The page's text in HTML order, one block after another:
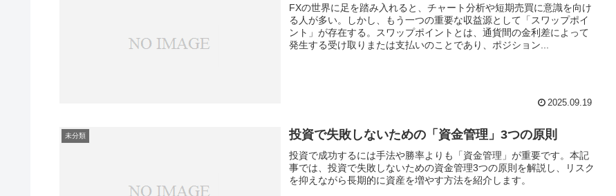
FXの世界に足を踏み入れると、チャート分析や短期売買に意識を向け
る人が多い。しかし、もう一つの重要な収益源として「スワップポイ
ント」が存在する。スワップポイントとは、通貨間の金利差によって
発生する受け取りまたは支払いのことであり、ポジション...
2025.09.19
未分類 投資で失敗しないための「資金管理」3つの原則
投資で成功するには手法や勝率よりも「資金管理」が重要です。本記
事では、投資で失敗しないための資金管理3つの原則を解説し、リスク
を抑えながら長期的に資産を増やす方法を紹介します。